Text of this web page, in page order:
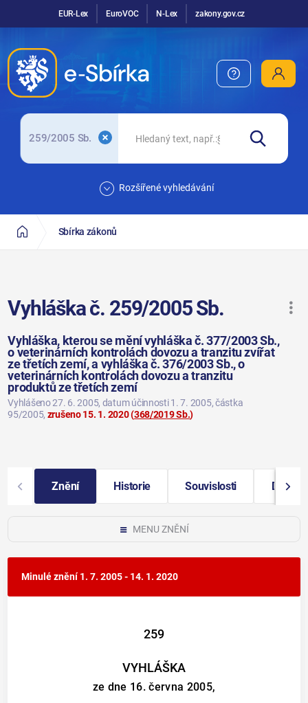
EUR-Lex EuroVOC N-Lex zakony.gov.cz
259/2005 Sb.
Rozšířené vyhledávání
Sbírka zákonů
Vyhláška č. 259/2005 Sb.
Vyhláška, kterou se mění vyhláška č. 377/2003 Sb.,
o veterinárních kontrolách dovozu a tranzitu zvířat
ze třetích zemí, a vyhláška č. 376/2003 Sb., o
veterinárních kontrolách dovozu a tranzitu
produktů ze třetích zemí
Vyhlášeno 27. 6. 2005, datum účinnosti 1. 7. 2005, částka
95/2005, zrušeno 15. 1. 2020(368/2019 Sb.)
Znění Historie Souvislosti Další
MENU ZNĚNÍ
Minulé znění1. 7. 2005 - 14. 1. 2020
259
VYHLÁŠKA
ze dne 16. června 2005,